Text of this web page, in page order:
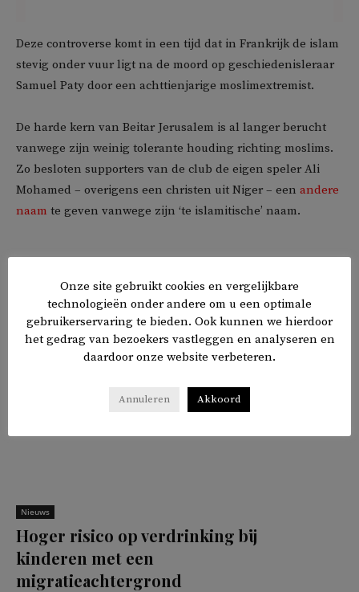
Deze controverse komt in een tijd dat in Frankrijk de islam
stevig onder vuur ligt na de moord op geschiedenisleraar
Samuel Paty door een achttienjarige moslimextremist.
De harde kern van Beitar Jerusalem is al langer berucht
vanwege zijn weinig tolerante houding richting moslims.
Zo besloten supporters van de club de eigen speler Ali
Mohamed – overigens een christen uit Niger – een andere
naam te geven vanwege zijn ‘te islamitische’ naam.
Delen 𝕏 f in ✉
Nieuws
Hoger risico op verdrinking bij
kinderen met een
migratieachtergrond
Onze site gebruikt cookies en vergelijkbare
technologieën onder andere om u een optimale
gebruikerservaring te bieden. Ook kunnen we hierdoor
het gedrag van bezoekers vastleggen en analyseren en
daardoor onze website verbeteren.
Annuleren Akkoord